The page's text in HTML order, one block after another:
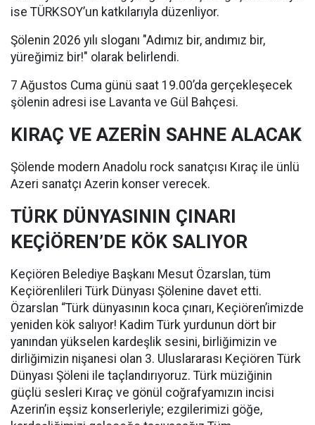
ise TÜRKSOY’un katkılarıyla düzenliyor.
Şölenin 2026 yılı sloganı "Adımız bir, andımız bir,
yüreğimiz bir!" olarak belirlendi.
7 Ağustos Cuma günü saat 19.00’da gerçekleşecek
şölenin adresi ise Lavanta ve Gül Bahçesi.
KIRAÇ VE AZERİN SAHNE ALACAK
Şölende modern Anadolu rock sanatçısı Kıraç ile ünlü
Azeri sanatçı Azerin konser verecek.
TÜRK DÜNYASININ ÇINARI
KEÇİÖREN’DE KÖK SALIYOR
Keçiören Belediye Başkanı Mesut Özarslan, tüm
Keçiörenlileri Türk Dünyası Şölenine davet etti.
Özarslan “Türk dünyasının koca çınarı, Keçiören’imizde
yeniden kök salıyor! Kadim Türk yurdunun dört bir
yanından yükselen kardeşlik sesini, birliğimizin ve
dirliğimizin nişanesi olan 3. Uluslararası Keçiören Türk
Dünyası Şöleni ile taçlandırıyoruz. Türk müziğinin
güçlü sesleri Kıraç ve gönül coğrafyamızın incisi
Azerin’in eşsiz konserleriyle; ezgilerimizi göğe,